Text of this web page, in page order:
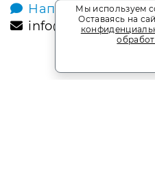
Написать в
info@broni.travel
Мы используем
Оставаясь на